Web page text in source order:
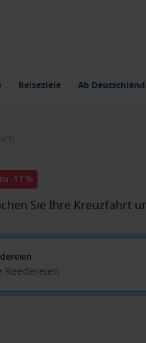
Reiseziele Ab Deutschland
-17 %
Sie Ihre Kreuzfahrt
Reedereien